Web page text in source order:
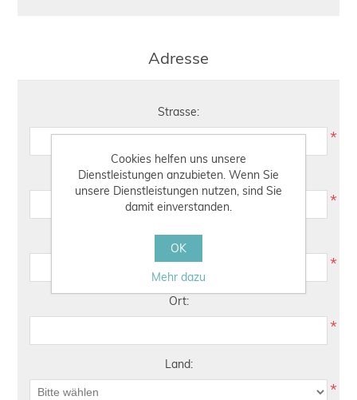
Adresse
Strasse:
*
Hausnummer:
*
Postleitzahl:
*
Ort:
*
Land:
*
Cookies helfen uns unsere
Dienstleistungen anzubieten. Wenn Sie
unsere Dienstleistungen nutzen, sind Sie
damit einverstanden.
OK
Mehr dazu